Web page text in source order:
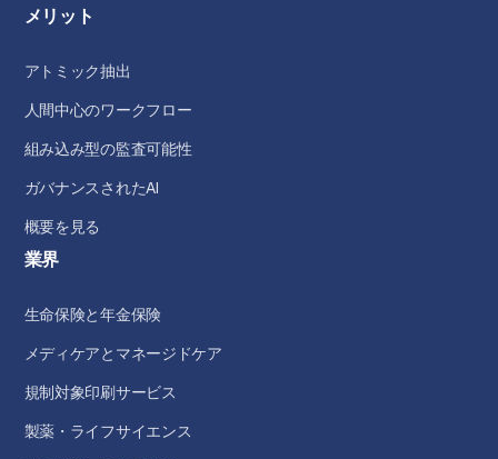
メリット
アトミック抽出
人間中心のワークフロー
組み込み型の監査可能性
ガバナンスされたAI
概要を見る
業界
生命保険と年金保険
メディケアとマネージドケア
規制対象印刷サービス
製薬・ライフサイエンス